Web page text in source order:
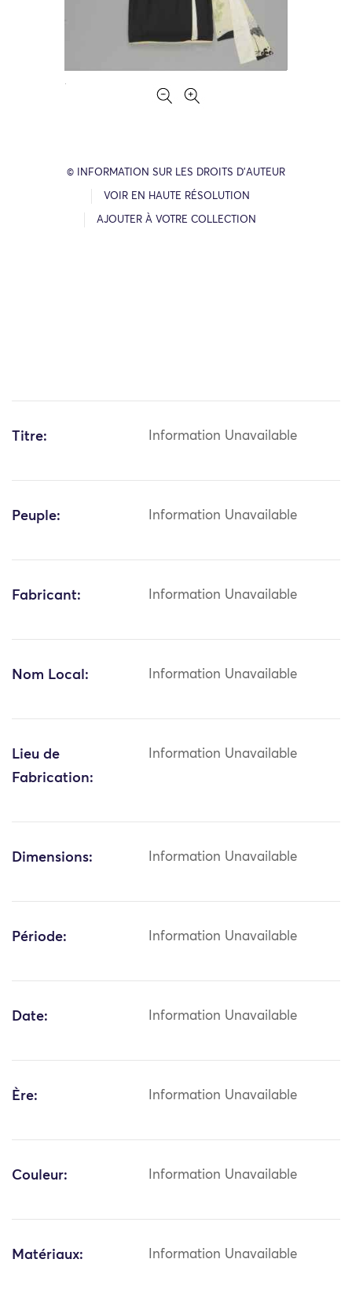
© INFORMATION SUR LES DROITS D’AUTEUR
VOIR EN HAUTE RÉSOLUTION
AJOUTER À VOTRE COLLECTION
Titre: Information Unavailable
Peuple: Information Unavailable
Fabricant: Information Unavailable
Nom Local: Information Unavailable
Lieu de
Fabrication:
Information Unavailable
Dimensions: Information Unavailable
Période: Information Unavailable
Date: Information Unavailable
Ère: Information Unavailable
Couleur: Information Unavailable
Matériaux: Information Unavailable